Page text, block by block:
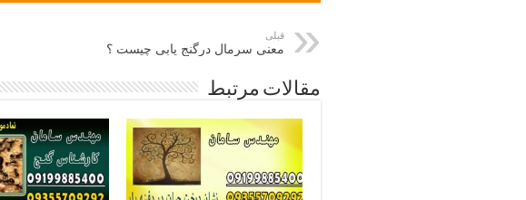
قبلی
معنی سرمال درگنج یابی چیست ؟
مقالات مرتبط